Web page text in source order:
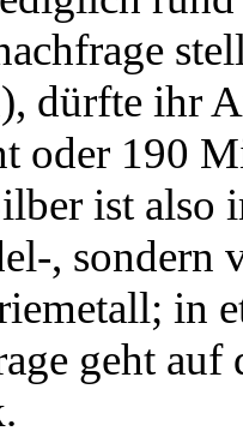
dürfte ihr
oder 190
ist also
, sondern
in
geht